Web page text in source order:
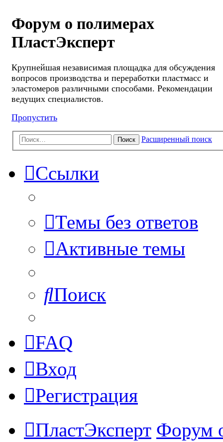
Форум о полимерах
ПластЭксперт
Крупнейшая независимая площадка для обсуждения
вопросов производства и переработки пластмасс и
эластомеров различными способами. Рекомендации
ведущих специалистов.
Пропустить
Поиск Расширенный поиск
Ссылки
Темы без ответов
Активные темы
Поиск
FAQ
Вход
Регистрация
ПластЭксперт Форум